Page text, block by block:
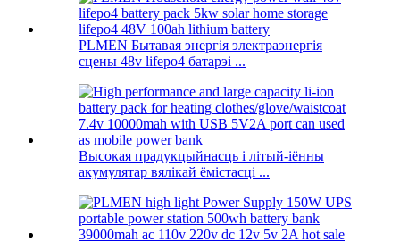
PLMEN Бытавая энергія электраэнергія
сцены 48v lifepo4 батарэі ...
Высокая прадукцыйнасць і літый-іённы
акумулятар вялікай ёмістасці ...